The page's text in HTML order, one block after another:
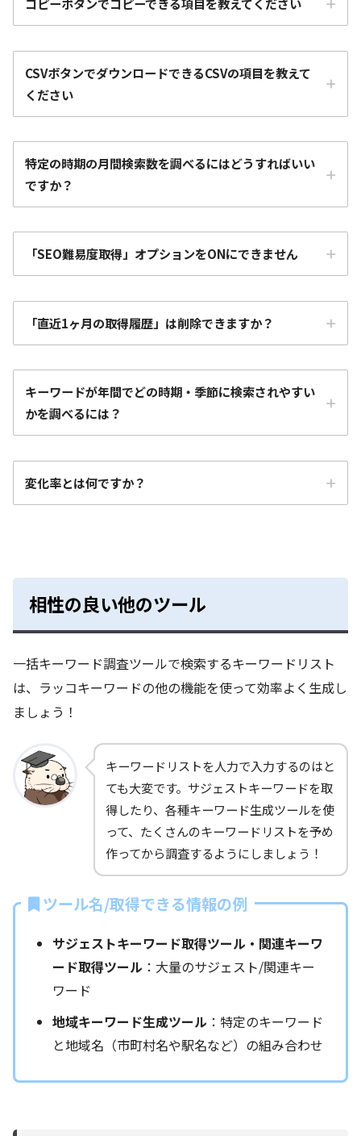
CSVボタンでダウンロードできるCSVの項目を教えて
ください
直近1ヵ月の最新月のデータを見たい（画面上の表示
夏の時期の検索需要を見たい
特定の時期の月間検索数を調べるにはどうすればいい
ですか？
「SEO難易度取得」オプションをONにできません
「直近1ヶ月の取得履歴」は削除できますか？
キーワードが年間でどの時期・季節に検索されやすい
かを調べるには？
変化率とは何ですか？
相性の良い他のツール
一括キーワード調査ツールで検索するキーワードリスト
は、ラッコキーワードの他の機能を使って効率よく生成し
ましょう！
キーワードリストを人力で入力するのはと
ても大変です。サジェストキーワードを取
得したり、各種キーワード生成ツールを使
って、たくさんのキーワードリストを予め
作ってから調査するようにしましょう！
ツール名/取得できる情報の例
サジェストキーワード取得ツール・関連キーワ
ード取得ツール ：大量のサジェスト/関連キー
ワード
地域キーワード生成ツール ：特定のキーワード
と地域名（市町村名や駅名など）の組み合わせ